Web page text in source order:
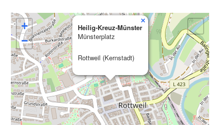
Heilig-Kreuz-Münster
Münsterplatz
Rottweil (Kernstadt)
×
+
−